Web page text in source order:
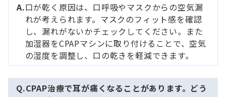
口が乾く原因は、口呼吸やマスクからの空気漏
れが考えられます。マスクのフィット感を確認
し、漏れがないかチェックしてください。また
加湿器をCPAPマシンに取り付けることで、空気
の湿度を調整し、口の乾きを軽減できます。
CPAP治療で耳が痛くなることがあります。どう